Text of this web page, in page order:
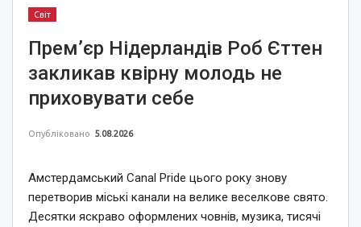
Світ
Прем’єр Нідерландів Роб Єттен
закликав квірну молодь не
приховувати себе
Опубліковано 5.08.2026
Амстердамський Canal Pride цього року знову
перетворив міські канали на велике веселкове свято.
Десятки яскраво оформлених човнів, музика, тисячі